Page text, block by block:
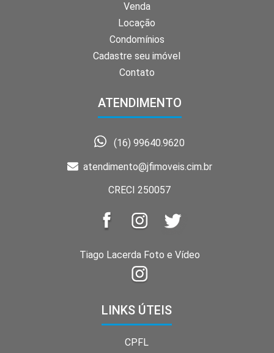
Venda
Locação
Condomínios
Cadastre seu imóvel
Contato
ATENDIMENTO
(16) 99640.9620
atendimento@jfimoveis.cim.br
CRECI 250057
Tiago Lacerda Foto e Vídeo
LINKS ÚTEIS
CPFL